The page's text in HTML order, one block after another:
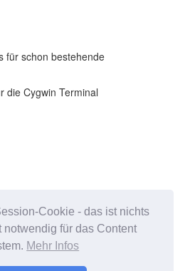
Cookie - das ist nichts
notwendig für das Content
Mehr Infos
für schon bestehende
die Cygwin Terminal
Datenschutz Kontakt